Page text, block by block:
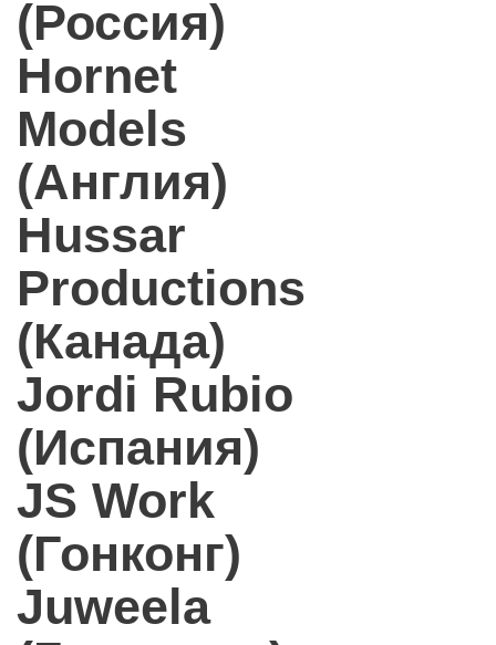
(Россия)
Hornet
Models
(Англия)
Hussar
Productions
(Канада)
Jordi Rubio
(Испания)
JS Work
(Гонконг)
Juweela